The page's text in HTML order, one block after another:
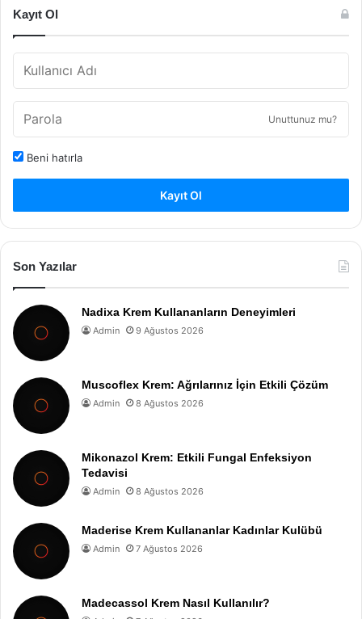
Kayıt Ol
Unuttunuz mu?
Beni hatırla
Kayıt Ol
Son Yazılar
Nadixa Krem Kullananların Deneyimleri
Admin 9 Ağustos 2026
Muscoflex Krem: Ağrılarınız İçin Etkili Çözüm
Admin 8 Ağustos 2026
Mikonazol Krem: Etkili Fungal Enfeksiyon
Tedavisi
Admin 8 Ağustos 2026
Maderise Krem Kullananlar Kadınlar Kulübü
Admin 7 Ağustos 2026
Madecassol Krem Nasıl Kullanılır?